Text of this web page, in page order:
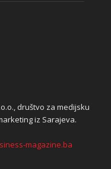
društvo za medijsku
iz Sarajeva.
magazine.ba